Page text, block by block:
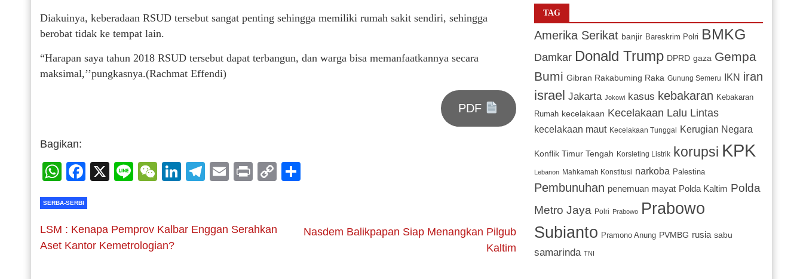
Diakuinya, keberadaan RSUD tersebut sangat penting sehingga memiliki rumah sakit sendiri, sehingga
berobat tidak ke tempat lain.
“Harapan saya tahun 2018 RSUD tersebut dapat terbangun, dan warga bisa memanfaatkannya secara
maksimal,’’pungkasnya.(Rachmat Effendi)
PDF
Bagikan:
WhatsApp
Facebook
X LineWeChat
LinkedIn
Telegram
Email
PrintCopy
SERBA-SERBI
LSM : Kenapa Pemprov Kalbar Enggan Serahkan
Aset Kantor Kemetrologian?
Nasdem Balikpapan Siap Menangkan Pilgub
Kaltim
TAG
Amerika Serikat banjir Bareskrim Polri BMKG
Damkar Donald Trump DPRD gaza Gempa
Bumi Gibran Rakabuming Raka Gunung Semeru IKN iran
israel Jakarta Jokowi kasus kebakaran Kebakaran
Rumah kecelakaan Kecelakaan Lalu Lintas
kecelakaan maut Kecelakaan Tunggal Kerugian Negara
Konflik Timur Tengah Korsleting Listrik korupsi KPK
Lebanon Mahkamah Konstitusi narkoba Palestina
Pembunuhan penemuan mayat Polda Kaltim Polda
Metro Jaya
Polri Prabowo
Prabowo
Subianto Pramono Anung PVMBG rusia sabu
samarinda TNI